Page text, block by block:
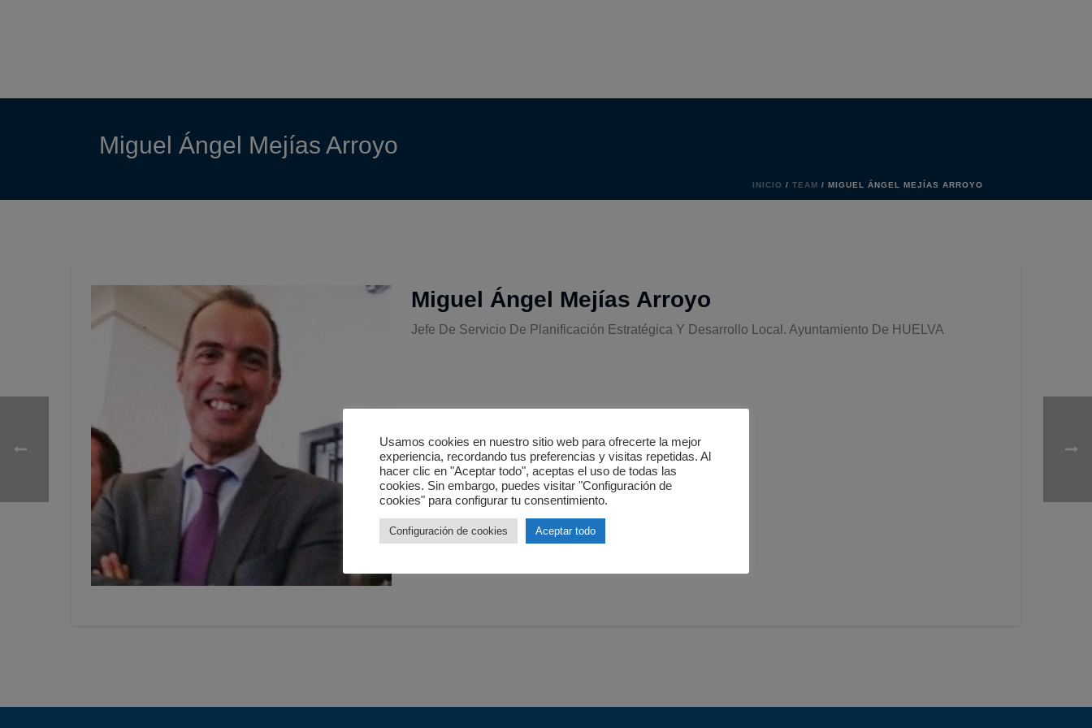
Miguel Ángel Mejías Arroyo
INICIO / TEAM / MIGUEL ÁNGEL MEJÍAS ARROYO
Miguel Ángel Mejías Arroyo
Jefe De Servicio De Planificación Estratégica Y Desarrollo Local. Ayuntamiento De HUELVA
Usamos cookies en nuestro sitio web para ofrecerte la mejor
experiencia, recordando tus preferencias y visitas repetidas. Al
hacer clic en "Aceptar todo", aceptas el uso de todas las
cookies. Sin embargo, puedes visitar "Configuración de
cookies" para configurar tu consentimiento.
Configuración de cookies Aceptar todo